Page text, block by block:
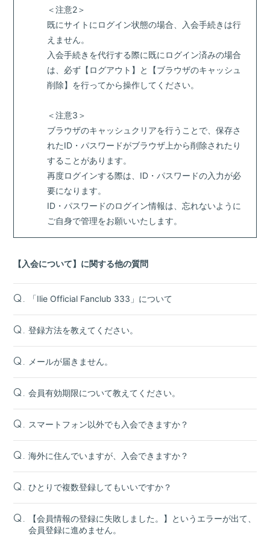
＜注意2＞
既にサイトにログイン状態の場合、入会手続きは行
えません。
入会手続きを代行する際に既にログイン済みの場合
は、必ず【ログアウト】と【ブラウザのキャッシュ
削除】を行ってから操作してください。
＜注意3＞
ブラウザのキャッシュクリアを行うことで、保存さ
れたID・パスワードがブラウザ上から削除されたり
することがあります。
再度ログインする際は、ID・パスワードの入力が必
要になります。
ID・パスワードのログイン情報は、忘れないように
ご自身で管理をお願いいたします。
【入会について】に関する他の質問
Q. 「Ilie Official Fanclub 333」について
Q. 登録方法を教えてください。
Q. メールが届きません。
Q. 会員有効期限について教えてください。
Q. スマートフォン以外でも入会できますか？
Q. 海外に住んでいますが、入会できますか？
Q. ひとりで複数登録してもいいですか？
Q.
【会員情報の登録に失敗しました。】というエラーが出て、
会員登録に進めません。